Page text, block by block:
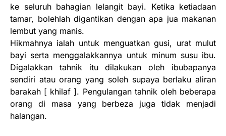
ke seluruh bahagian lelangit bayi. Ketika ketiadaan
tamar, bolehlah digantikan dengan apa jua makanan
lembut yang manis.
Hikmahnya ialah untuk menguatkan gusi, urat mulut
bayi serta menggalakkannya untuk minum susu ibu.
Digalakkan tahnik itu dilakukan oleh ibubapanya
sendiri atau orang yang soleh supaya berlaku aliran
barakah [ khilaf ]. Pengulangan tahnik oleh beberapa
orang di masa yang berbeza juga tidak menjadi
halangan.